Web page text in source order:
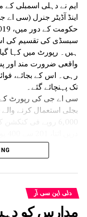
ایم نے دہلی اسمبلی کے
اینڈ آڈیٹر جنرل (سی
سبسڈی کی تقسیم کی
ہیں۔ رپورٹ میں کہا
واقعی ضرورت مند اور
رہی۔ اس کے بجائے،
تک پہنچائے گئے۔
کی اوسط سبسڈی ملتی
ہونے کے باوجود بہت
2019 اور
42.26 کروڑ روپے کی سبسڈی فراہم کی گئی۔
دلی این سی آر
مدارس کو